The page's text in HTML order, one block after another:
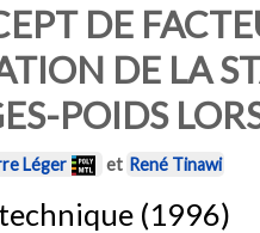
DE
DE LA
POIDS
Léger et René Tinawi
(1996)